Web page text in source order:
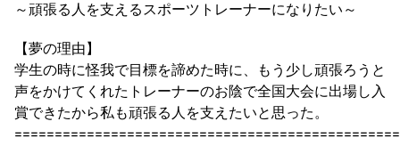
～頑張る人を支えるスポーツトレーナーになりたい～
【夢の理由】
学生の時に怪我で目標を諦めた時に、もう少し頑張ろうと
声をかけてくれたトレーナーのお陰で全国大会に出場し入
賞できたから私も頑張る人を支えたいと思った。